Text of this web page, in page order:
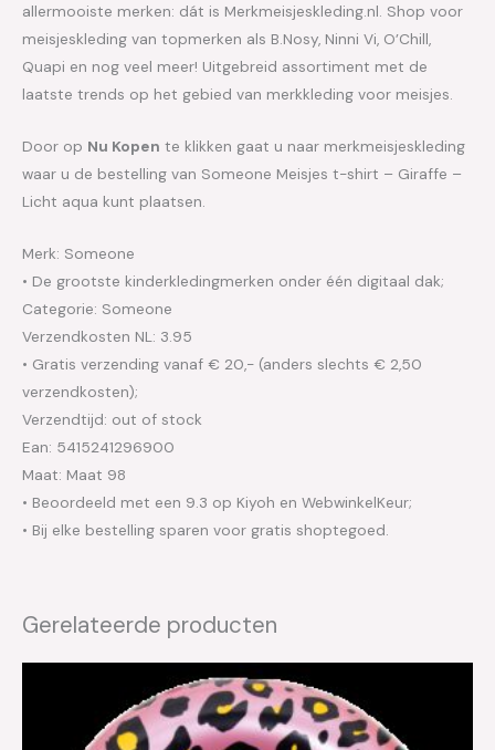
allermooiste merken: dát is Merkmeisjeskleding.nl. Shop voor
meisjeskleding van topmerken als B.Nosy, Ninni Vi, O’Chill,
Quapi en nog veel meer! Uitgebreid assortiment met de
laatste trends op het gebied van merkkleding voor meisjes.
Door op Nu Kopen te klikken gaat u naar merkmeisjeskleding
waar u de bestelling van Someone Meisjes t-shirt – Giraffe –
Licht aqua kunt plaatsen.
Merk: Someone
• De grootste kinderkledingmerken onder één digitaal dak;
Categorie: Someone
Verzendkosten NL: 3.95
• Gratis verzending vanaf € 20,- (anders slechts € 2,50
verzendkosten);
Verzendtijd: out of stock
Ean: 5415241296900
Maat: Maat 98
• Beoordeeld met een 9.3 op Kiyoh en WebwinkelKeur;
• Bij elke bestelling sparen voor gratis shoptegoed.
Gerelateerde producten